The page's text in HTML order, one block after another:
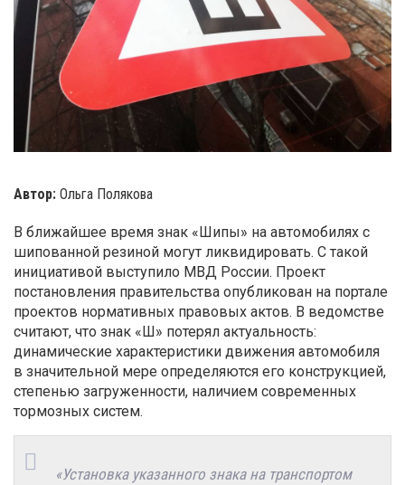
Автор: Ольга Полякова
В ближайшее время знак «Шипы» на автомобилях с
шипованной резиной могут ликвидировать. С такой
инициативой выступило МВД России. Проект
постановления правительства опубликован на портале
проектов нормативных правовых актов. В ведомстве
считают, что знак «Ш» потерял актуальность:
динамические характеристики движения автомобиля
в значительной мере определяются его конструкцией,
степенью загруженности, наличием современных
тормозных систем.
«Установка указанного знака на транспортом